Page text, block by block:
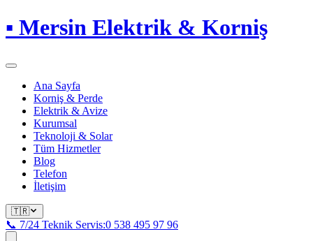
▪ Mersin Elektrik & Korniş
Ana Sayfa
Korniş & Perde
Elektrik & Avize
Kurumsal
Teknoloji & Solar
Tüm Hizmetler
Blog
Telefon
İletişim
🇹🇷
📞 7/24 Teknik Servis:0 538 495 97 96